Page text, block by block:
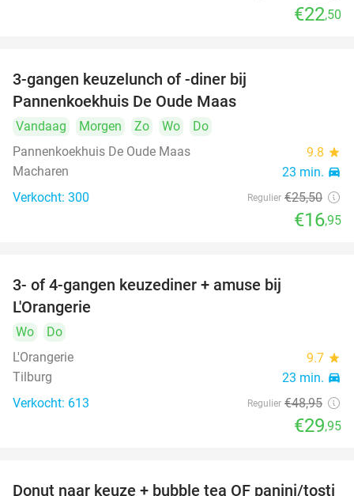
€22,50
3-gangen keuzelunch of -diner bij
Pannenkoekhuis De Oude Maas
Vandaag Morgen Zo Wo
Do
Pannenkoekhuis De Oude Maas
9.8 star
Macharen 23 min. directions_car
Verkocht: 300 Regulier €25,50
€16,95
3- of 4-gangen keuzediner + amuse bij
L'Orangerie
Wo
Do
L'Orangerie
9.7 star
Tilburg 23 min. directions_car
Verkocht: 613 Regulier €48,95
€29,95
Donut naar keuze + bubble tea OF panini/tosti